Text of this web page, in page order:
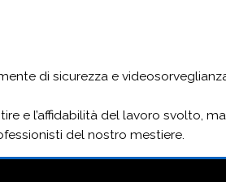
di sicurezza e
e l’affidabilità del lavoro svolto,
del nostro mestiere.